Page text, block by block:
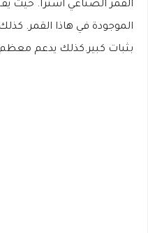
القمر الصناعي استرا. حيث
الموجودة في هاذا القمر.
بثبات كبير.كذلك يدعم